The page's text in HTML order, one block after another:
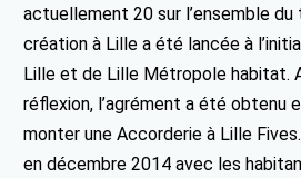
actuellement 20 sur l’ensemble
création à Lille a été lancée à
Lille et de Lille Métropole habitat.
réflexion, l’agrément a été obtenu
monter une Accorderie à Lille
en décembre 2014 avec les